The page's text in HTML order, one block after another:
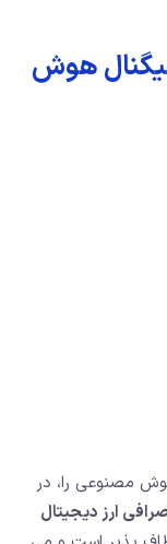
هوش
مصنوعی را، در
ارز دیجیتال